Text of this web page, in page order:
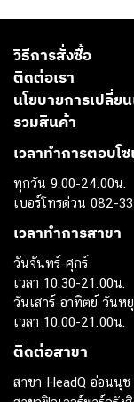
วิธีการสั่งซื้อ
ติดต่อเรา
นโยบายการเปลี่ย
รวมสินค้า
เวลาทำการตอบโซ
ทุกวัน 9.00-24.00น.
เบอร์โทรด่วน 082-
เวลาทำการสาขา
วันจันทร์-ศุกร์
เวลา 10.30-21.00น.
วันเสาร์-อาทิตย์ วันห
เวลา 10.00-21.00น.
ติดต่อสาขา
สาขา HeadQ อ่อนนุช